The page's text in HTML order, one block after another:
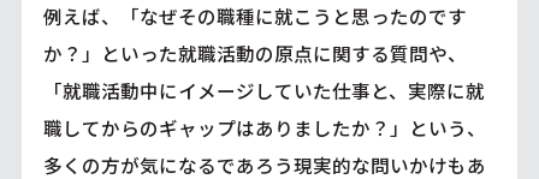
例えば、「なぜその職種に就こうと思ったのです
か？」といった就職活動の原点に関する質問や、
「就職活動中にイメージしていた仕事と、実際に就
職してからのギャップはありましたか？」という、
多くの方が気になるであろう現実的な問いかけもあ